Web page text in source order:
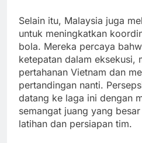
Selain itu, Malaysia juga
untuk meningkatkan
bola. Mereka percaya
ketepatan dalam eksekusi,
pertahanan Vietnam dan
pertandingan nanti.
datang ke laga ini dengan
semangat juang yang
latihan dan persiapan tim.